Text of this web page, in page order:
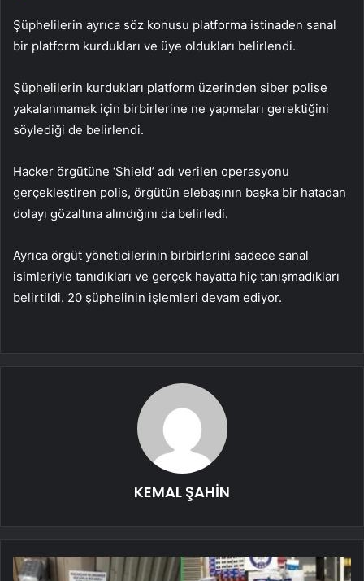
Şüphelilerin ayrıca söz konusu platforma istinaden sanal
bir platform kurdukları ve üye oldukları belirlendi.
Şüphelilerin kurdukları platform üzerinden siber polise
yakalanmamak için birbirlerine ne yapmaları gerektiğini
söylediği de belirlendi.
Hacker örgütüne ‘Shield’ adı verilen operasyonu
gerçekleştiren polis, örgütün elebaşının başka bir hatadan
dolayı gözaltına alındığını da belirledi.
Ayrıca örgüt yöneticilerinin birbirlerini sadece sanal
isimleriyle tanıdıkları ve gerçek hayatta hiç tanışmadıkları
belirtildi. 20 şüphelinin işlemleri devam ediyor.
KEMAL ŞAHİN